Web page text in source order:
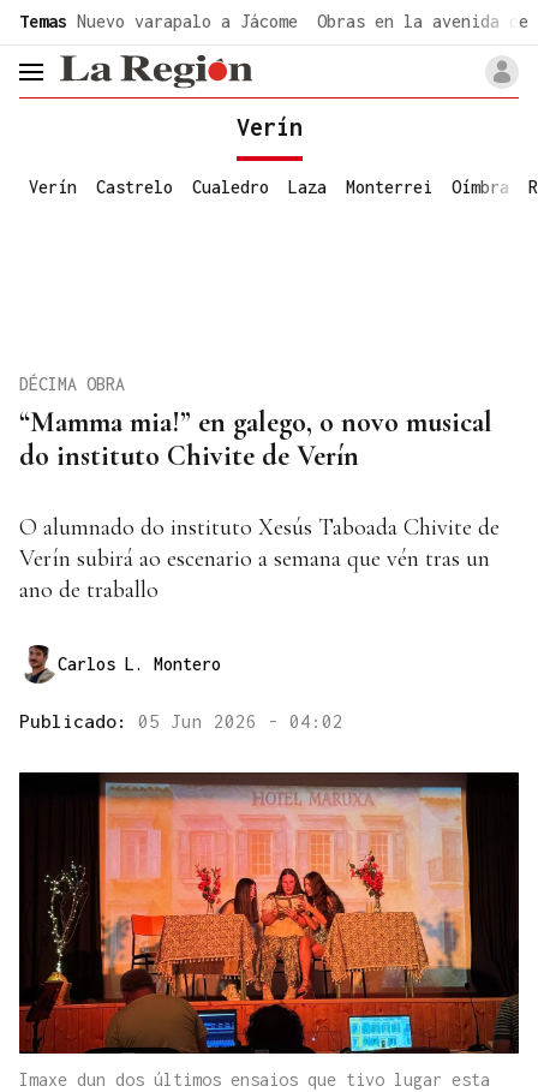
Temas Nuevo varapalo a Jácome Obras en la avenida de
header.menu.open
Verín
Verín Castrelo Cualedro Laza Monterrei Oímbra
“Mamma mia!” en galego, o novo musical
do instituto Chivite de Verín
DÉCIMA OBRA
O alumnado do instituto Xesús Taboada Chivite de
Verín subirá ao escenario a semana que vén tras un
ano de traballo
Carlos L. Montero
Publicado: 05 Jun 2026 - 04:02
Imaxe dun dos últimos ensaios que tivo lugar esta